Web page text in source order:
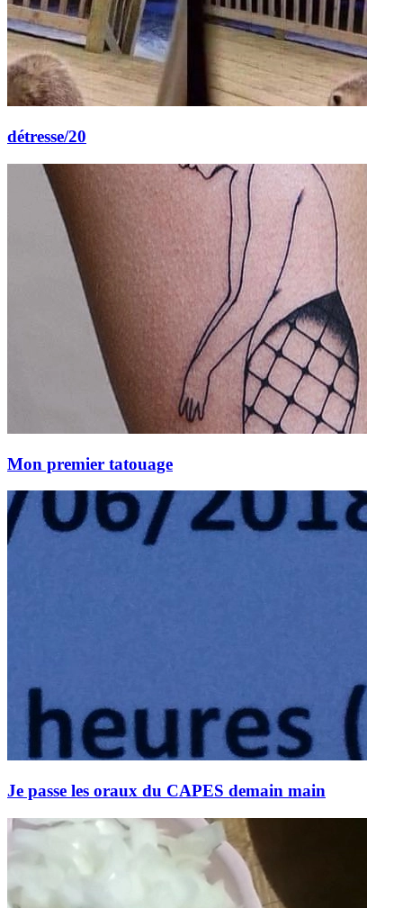
détresse/20
Mon premier tatouage
Je passe les oraux du CAPES demain main